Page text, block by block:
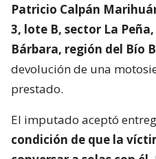
Patricio Calpán
3, lote B, sector La
Bárbara, región del Bío
devolución de una
prestado.
El imputado aceptó
condición de que la